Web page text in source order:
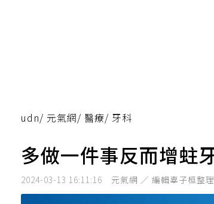
udn/ 元氣網/ 醫療/ 牙科
多做一件事反而增蛀
2024-03-13 16:11:16 元氣網 ／ 編輯辜子桓整理